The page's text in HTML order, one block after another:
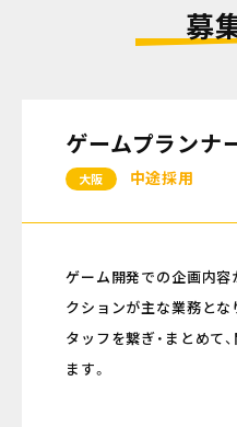
募
ゲームプランナ
大阪 中途採用
ゲーム開発での企画内容
クションが主な業務とな
タッフを繋ぎ・まとめて
ます。